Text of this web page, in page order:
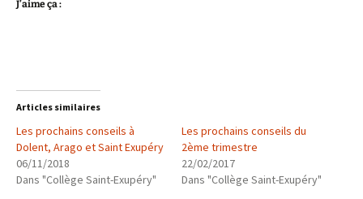
J’aime ça :
Articles similaires
Les prochains conseils à
Dolent, Arago et Saint Exupéry
06/11/2018
Dans "Collège Saint-Exupéry"
Les prochains conseils du
2ème trimestre
22/02/2017
Dans "Collège Saint-Exupéry"